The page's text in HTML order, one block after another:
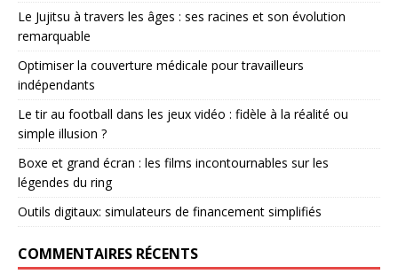
Le Jujitsu à travers les âges : ses racines et son évolution
remarquable
Optimiser la couverture médicale pour travailleurs
indépendants
Le tir au football dans les jeux vidéo : fidèle à la réalité ou
simple illusion ?
Boxe et grand écran : les films incontournables sur les
légendes du ring
Outils digitaux: simulateurs de financement simplifiés
COMMENTAIRES RÉCENTS